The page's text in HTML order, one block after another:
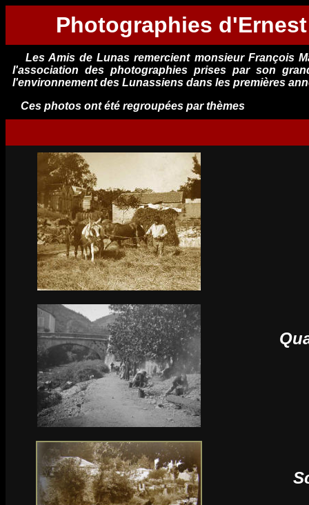
Photographies
Les Amis de Lunas remercient monsieur François
l'association des photographies prises par son
l'environnement des Lunassiens dans les premières
Ces photos ont été regroupées par thèmes